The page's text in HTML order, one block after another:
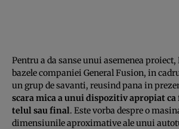
Pentru a da sanse unui asemenea
bazele companiei General Fusion, in
un grup de savanti, reusind pana in
scara mica a unui dispozitiv apropiat
telul sau final. Este vorba despre o
dimensiunile aproximative ale unui